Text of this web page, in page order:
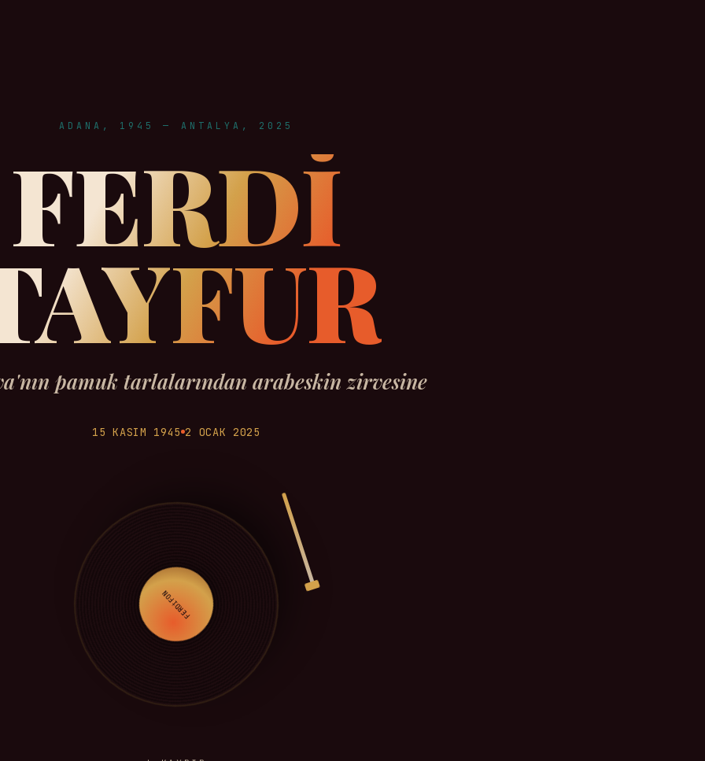
ADANA, 1945 — ANTALYA, 2025
FERDİ
pamuk tarlalarından arabeskin zirvesine
15 KASIM 1945 2 OCAK 2025